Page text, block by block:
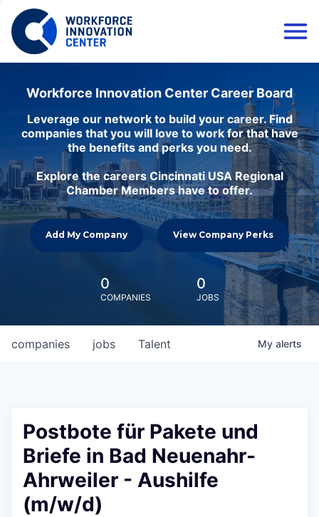
Workforce Innovation Center Career Board
Leverage our network to build your career. Find
companies that you will love to work for that have
the benefits and perks you need.
Explore the careers Cincinnati USA Regional
Chamber Members have to offer.
Add My Company View Company Perks
0
COMPANIES
0
JOBS
jobs
companies Talent My alerts
Postbote für Pakete und
Briefe in Bad Neuenahr-
Ahrweiler - Aushilfe
(m/w/d)